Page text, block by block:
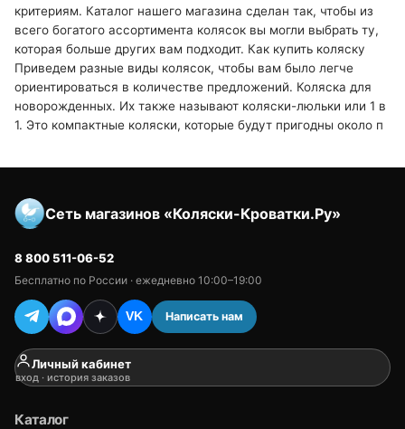
критериям. Каталог нашего магазина сделан так, чтобы из
всего богатого ассортимента колясок вы могли выбрать ту,
которая больше других вам подходит. Как купить коляску
Приведем разные виды колясок, чтобы вам было легче
ориентироваться в количестве предложений. Коляска для
новорожденных. Их также называют коляски-люльки или 1 в
1. Это компактные коляски, которые будут пригодны около п
Сеть магазинов «Коляски-Кроватки.Ру»
8 800 511-06-52
Бесплатно по России · ежедневно 10:00–19:00
VK Написать нам
Личный кабинет
вход · история заказов
Каталог